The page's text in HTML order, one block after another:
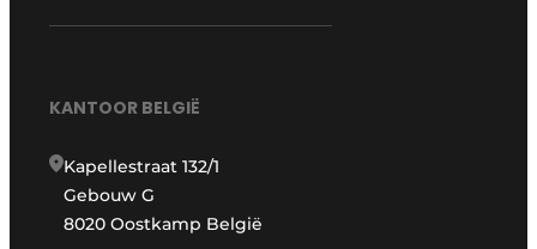
KANTOOR BELGIË
Kapellestraat 132/1
Gebouw G
8020 Oostkamp België